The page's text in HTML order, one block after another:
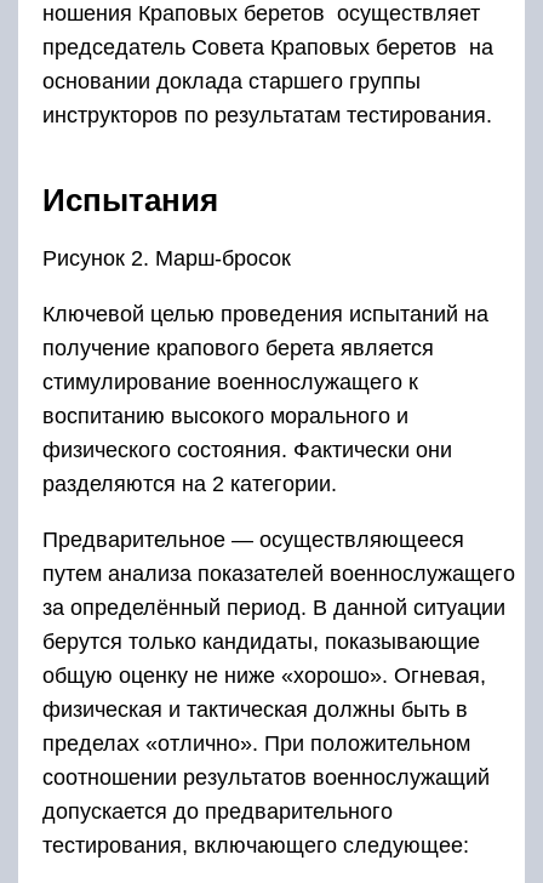
ношения Краповых беретов осуществляет
председатель Совета Краповых беретов на
основании доклада старшего группы
инструкторов по результатам тестирования.
Испытания
Рисунок 2. Марш-бросок
Ключевой целью проведения испытаний на
получение крапового берета является
стимулирование военнослужащего к
воспитанию высокого морального и
физического состояния. Фактически они
разделяются на 2 категории.
Предварительное — осуществляющееся
путем анализа показателей военнослужащего
за определённый период. В данной ситуации
берутся только кандидаты, показывающие
общую оценку не ниже «хорошо». Огневая,
физическая и тактическая должны быть в
пределах «отлично». При положительном
соотношении результатов военнослужащий
допускается до предварительного
тестирования, включающего следующее: